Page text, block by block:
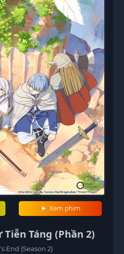
Xem phim
Táng (Phần 2)
End (Season 2)